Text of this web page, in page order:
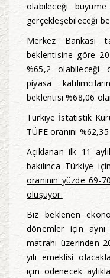
olabileceği
gerçekleşebileceği
Merkez Bankası
beklentisine göre
%65,2 olabileceği
piyasa
beklentisi %68,06
Türkiye İstatistik
TÜFE oranını
Açıklanan ilk 11
bakılınca Türkiye
oranının yüzde 69-
oluşuyor.
Biz beklenen
dönemler için
matrahı üzerinden
yılı emeklisi
için ödenecek